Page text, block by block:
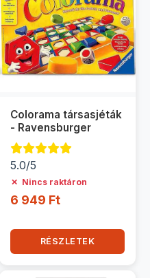
Colorama társasjéták
- Ravensburger
5.0/5
✗ Nincs raktáron
6 949 Ft
RÉSZLETEK